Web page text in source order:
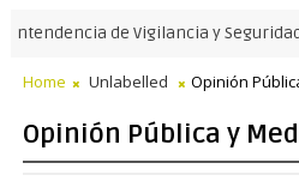
de Vigilancia y Seguridad
Home Unlabelled Opinión
Opinión Pública y